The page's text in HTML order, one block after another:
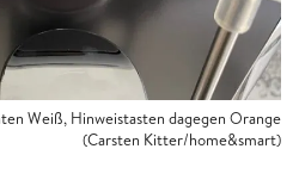
Weiß, Hinweistasten dagegen Orange
(Carsten Kitter/home&smart)